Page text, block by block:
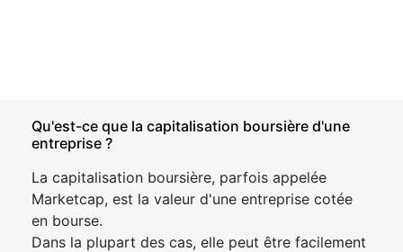
Qu'est-ce que la capitalisation boursière d'une
entreprise ?
La capitalisation boursière, parfois appelée
Marketcap, est la valeur d'une entreprise cotée
en bourse.
Dans la plupart des cas, elle peut être facilement